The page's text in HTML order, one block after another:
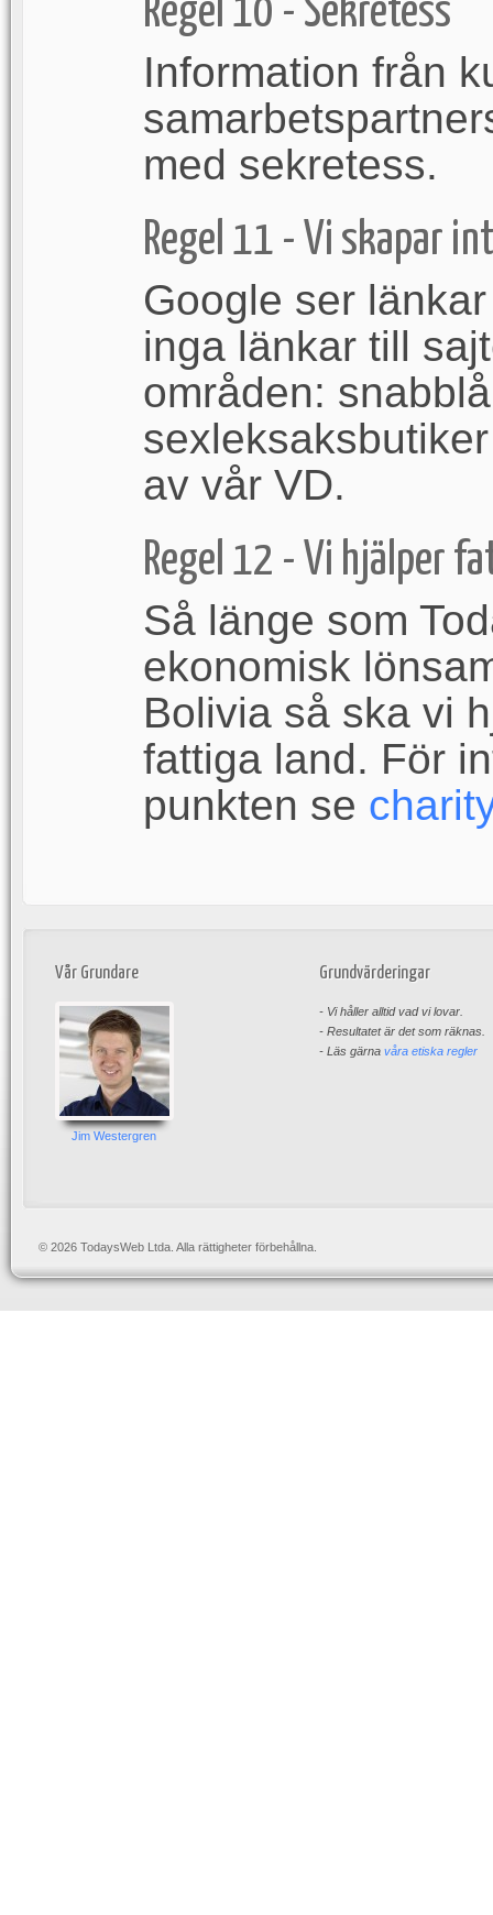
Regel 10 - Sekretess
Information från
med sekretess.
Regel 11 - Vi skapar
Google ser
inga länkar till
områden:
av vår VD.
Regel 12 - Vi hjälper
Så länge som
ekonomisk
Bolivia så ska vi
fattiga land. För
punkten se
Vår Grundare
Jim Westergren
Grundvärderingar
- Vi håller alltid vad vi lovar.
- Resultatet är det som räknas.
- Läs gärna våra etiska regler
© 2026 TodaysWeb Ltda. Alla rättigheter förbehållna.